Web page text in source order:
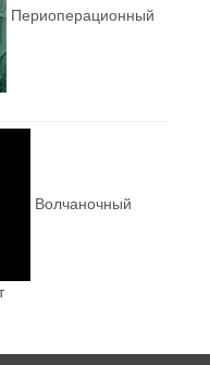
Периоперационный
Волчаночный